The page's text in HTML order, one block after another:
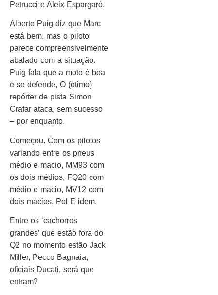
Petrucci e Aleix Espargaró.
Alberto Puig diz que Marc
está bem, mas o piloto
parece compreensivelmente
abalado com a situação.
Puig fala que a moto é boa
e se defende, O (ótimo)
repórter de pista Simon
Crafar ataca, sem sucesso
– por enquanto.
Começou. Com os pilotos
variando entre os pneus
médio e macio, MM93 com
os dois médios, FQ20 com
médio e macio, MV12 com
dois macios, Pol E idem.
Entre os ‘cachorros
grandes’ que estão fora do
Q2 no momento estão Jack
Miller, Pecco Bagnaia,
oficiais Ducati, será que
entram?